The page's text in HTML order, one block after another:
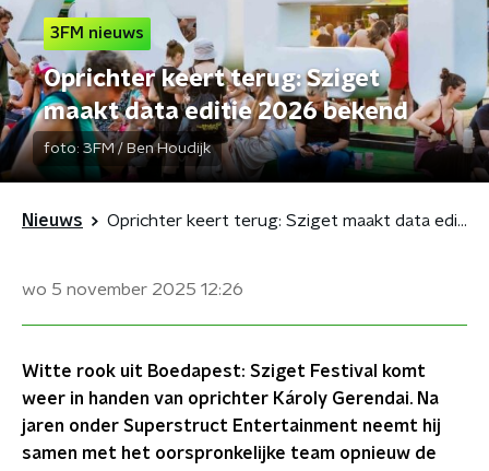
3FM nieuws
Oprichter keert terug: Sziget
maakt data editie 2026 bekend
foto: 3FM / Ben Houdijk
Nieuws Oprichter keert terug: Sziget maakt data editie 2026 bekend
wo 5 november 2025 12:26
Witte rook uit Boedapest: Sziget Festival komt
weer in handen van oprichter Károly Gerendai. Na
jaren onder Superstruct Entertainment neemt hij
samen met het oorspronkelijke team opnieuw de